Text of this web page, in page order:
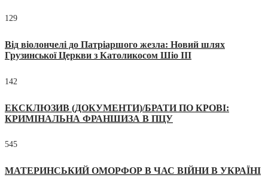
129
Від віолончелі до Патріаршого жезла: Новий шлях
Грузинської Церкви з Католикосом Шіо III
142
ЕКСКЛЮЗИВ (ДОКУМЕНТИ)/БРАТИ ПО КРОВІ:
КРИМІНАЛЬНА ФРАНШИЗА В ПЦУ
545
МАТЕРИНСЬКИЙ ОМОРФОР В ЧАС ВІЙНИ В УКРАЇНІ